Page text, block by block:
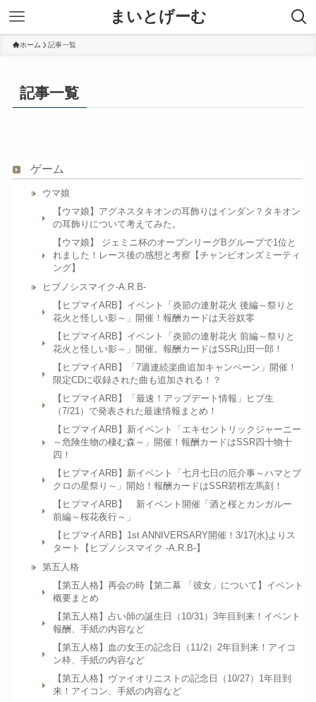
まいとげーむ
ホーム 記事一覧
記事一覧
ゲーム
ウマ娘
【ウマ娘】アグネスタキオンの耳飾りはインダン？タキオン
の耳飾りについて考えてみた。
【ウマ娘】 ジェミニ杯のオープンリーグBグループで1位と
れました！レース後の感想と考察【チャンピオンズミーティ
ング】
ヒプノシスマイク-A.R.B-
【ヒプマイARB】イベント「炎節の連射花火 後編～祭りと
花火と怪しい影～」開催！報酬カードは天谷奴零
【ヒプマイARB】イベント「炎節の連射花火 前編～祭りと
花火と怪しい影～」開催。報酬カードはSSR山田一郎！
【ヒプマイARB】「7週連続楽曲追加キャンペーン」開催！
限定CDに収録された曲も追加される！？
【ヒプマイARB】「最速！アップデート情報」ヒプ生
（7/21）で発表された最速情報まとめ！
【ヒプマイARB】新イベント「エキセントリックジャーニー
～危険生物の棲む森～」開催！報酬カードはSSR四十物十
四！
【ヒプマイARB】新イベント「七月七日の厄介事～ハマとブ
クロの星祭り～」開始！報酬カードはSSR碧棺左馬刻！
【ヒプマイARB】 新イベント開催「酒と桜とカンガルー
前編～桜花夜行～」
【ヒプマイARB】1st ANNIVERSARY開催！3/17(水)よりス
タート【ヒプノシスマイク -A.R.B-】
第五人格
【第五人格】再会の時【第二幕 「彼女」について】イベント
概要まとめ
【第五人格】占い師の誕生日（10/31）3年目到来！イベント
報酬、手紙の内容など
【第五人格】血の女王の記念日（11/2）2年目到来！アイコ
ン枠、手紙の内容など
【第五人格】ヴァイオリニストの記念日（10/27）1年目到
来！アイコン、手紙の内容など